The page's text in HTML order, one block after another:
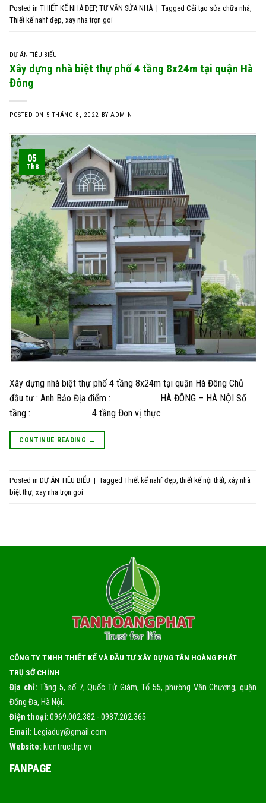
Posted in THIẾT KẾ NHÀ ĐẸP, TƯ VẤN SỬA NHÀ | Tagged Cải tạo sửa chữa nhà,
Thiết kế nahf đẹp, xay nha trọn goi
DỰ ÁN TIÊU BIỂU
Xây dựng nhà biệt thự phố 4 tầng 8x24m tại quận Hà
Đông
POSTED ON 5 THÁNG 8, 2022 BYADMIN
05
Th8
Xây dựng nhà biệt thự phố 4 tầng 8x24m tại quận Hà Đông Chủ
đầu tư : Anh Bảo Địa điểm : HÀ ĐÔNG – HÀ NỘI Số
tầng : 4 tầng Đơn vị thực
CONTINUE READING →
Posted in DỰ ÁN TIÊU BIỂU | Tagged Thiết kế nahf đẹp,thiết kế nội thất, xây nhà
biệt thự, xay nha trọn goi
CÔNG TY TNHH THIẾT KẾ VÀ ĐẦU TƯ XÂY DỰNG TÂN HOÀNG PHÁT
TRỤ SỞ CHÍNH
Địa chỉ: Tầng 5, số 7, Quốc Tử Giám, Tổ 55, phường Văn Chương, quận
Đống Đa, Hà Nội.
Điện thoại: 0969.002.382 - 0987.202.365
Email: Legiaduy@gmail.com
Website: kientructhp.vn
FANPAGE